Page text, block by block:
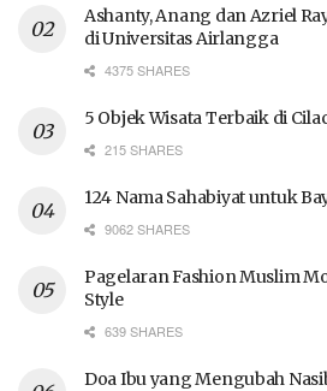
Ashanty, Anang dan Azriel
di Universitas Airlangga
4375 SHARES
5 Objek Wisata Terbaik di
215 SHARES
124 Nama Sahabiyat untuk
9062 SHARES
Pagelaran Fashion Muslim
Style
639 SHARES
Doa Ibu yang Mengubah